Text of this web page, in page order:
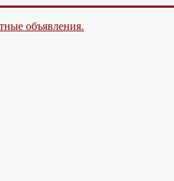
объявления.